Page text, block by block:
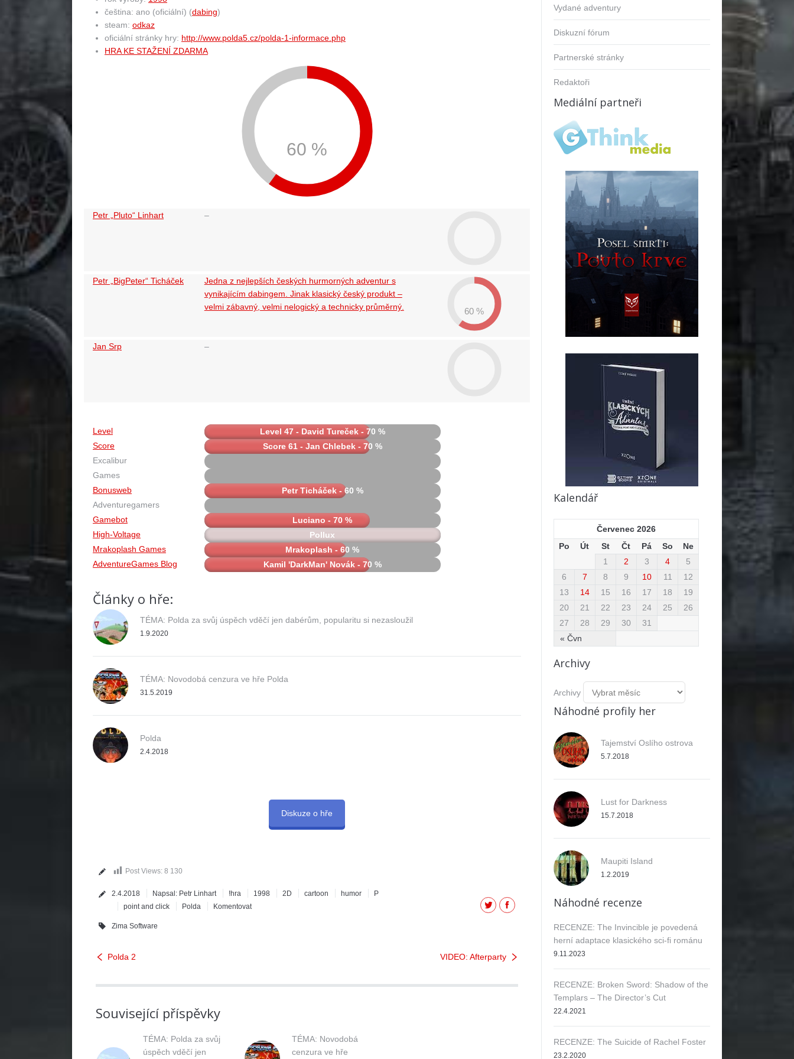
čeština: ano (oficiální) (dabing)
steam: odkaz
oficiální stránky hry: http://www.polda5.cz/polda-1-informace.php
HRA KE STAŽENÍ ZDARMA
60 %
Petr „Pluto“ Linhart –
Petr „BigPeter“ Ticháček
Jedna z nejlepších českých hurmorných adventur s
vynikajícím dabingem. Jinak klasický český produkt –
velmi zábavný, velmi nelogický a technicky průměrný.
60 %
Jan Srp –
Level
Level 47 - David Tureček - 70 %
Score
Score 61 - Jan Chlebek - 70 %
Excalibur
Games
Bonusweb
Petr Ticháček - 60 %
Adventuregamers
Gamebot
Luciano - 70 %
High-Voltage
Pollux
Mrakoplash Games
Mrakoplash - 60 %
AdventureGames Blog
Kamil 'DarkMan' Novák - 70 %
Články o hře:
TÉMA: Polda za svůj úspěch vděčí jen dabérům, popularitu si nezasloužil
1.9.2020
TÉMA: Novodobá cenzura ve hře Polda
31.5.2019
Polda
2.4.2018
Diskuze o hře
Post Views: 8 130
2.4.2018 Napsal: Petr Linhart !hra 1998 2D cartoon humor
P
point and click
Polda Komentovat
Zima Software
Facebook
Twitter
Polda 2 VIDEO: Afterparty
Související příspěvky
TÉMA: Polda za svůj
úspěch vděčí jen
TÉMA: Novodobá
cenzura ve hře
Vydané adventury
Diskuzní fórum
Partnerské stránky
Redaktoři
Mediální partneři
Kalendář
Červenec 2026
Po
Út St Čt Pá So Ne
« Čvn
1 2 3 4
5
6
7 8 9 10 11
12
13
14 15 16 17 18
19
20
21 22 23 24 25
26
27
28 29 30 31
Archivy
Archivy
Náhodné profily her
Tajemství Oslího ostrova
5.7.2018
Lust for Darkness
15.7.2018
Maupiti Island
1.2.2019
Náhodné recenze
RECENZE: The Invincible je povedená
herní adaptace klasického sci-fi románu
9.11.2023
RECENZE: Broken Sword: Shadow of the
Templars – The Director’s Cut
22.4.2021
RECENZE: The Suicide of Rachel Foster
23.2.2020